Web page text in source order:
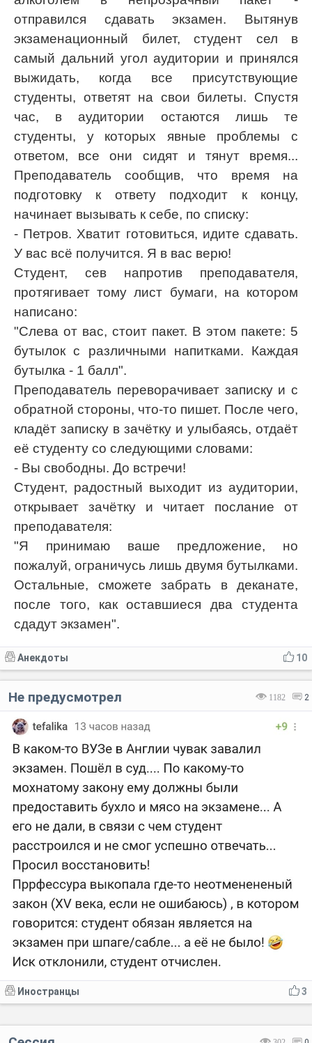
отправился сдавать экзамен. Вытянув
экзаменационный билет, студент сел в
самый дальний угол аудитории и принялся
выжидать, когда все присутствующие
студенты, ответят на свои билеты. Спустя
час, в аудитории остаются лишь те
студенты, у которых явные проблемы с
ответом, все они сидят и тянут время...
Преподаватель сообщив, что время на
подготовку к ответу подходит к концу,
начинает вызывать к себе, по списку:
- Петров. Хватит готовиться, идите сдавать.
У вас всё получится. Я в вас верю!
Студент, сев напротив преподавателя,
протягивает тому лист бумаги, на котором
написано:
"Слева от вас, стоит пакет. В этом пакете: 5
бутылок с различными напитками. Каждая
бутылка - 1 балл".
Преподаватель переворачивает записку и с
обратной стороны, что-то пишет. После чего,
кладёт записку в зачётку и улыбаясь, отдаёт
её студенту со следующими словами:
- Вы свободны. До встречи!
Студент, радостный выходит из аудитории,
открывает зачётку и читает послание от
преподавателя:
"Я принимаю ваше предложение, но
пожалуй, ограничусь лишь двумя бутылками.
Остальные, сможете забрать в деканате,
после того, как оставшиеся два студента
сдадут экзамен".
10
Анекдоты
1182 2
Не предусмотрел
3
Иностранцы